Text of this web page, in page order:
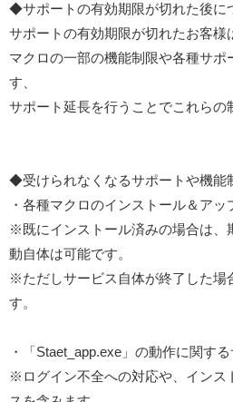
◆サポートの有効期限が切れた後に
サポートの有効期限が切れたお客様
マクロの一部の機能制限や各種サポ
す、
サポート延長を行うことでこれらの
◆受けられなくなるサポートや機能
・各種マクロのインストール＆アッ
※既にインストール済みの場合は、
動自体は可能です。
※ただしサービス自体が終了した場
す。
・「Staet_app.exe」の動作に関す
※ログイン不全への対応や、インス